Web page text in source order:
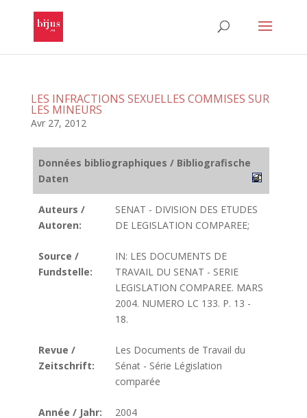
LES INFRACTIONS SEXUELLES COMMISES SUR
LES MINEURS
Avr 27, 2012
Données bibliographiques / Bibliografische
Daten
Auteurs /
Autoren:
SENAT - DIVISION DES ETUDES
DE LEGISLATION COMPAREE;
Source /
Fundstelle:
IN: LES DOCUMENTS DE
TRAVAIL DU SENAT - SERIE
LEGISLATION COMPAREE. MARS
2004. NUMERO LC 133. P. 13 -
18.
Revue /
Zeitschrift:
Les Documents de Travail du
Sénat - Série Législation
comparée
Année / Jahr: 2004